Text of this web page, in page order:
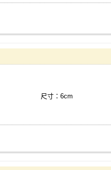
尺寸：6cm